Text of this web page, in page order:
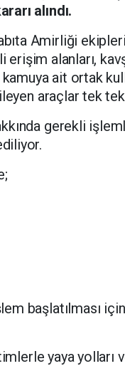
alındı.
Amirliği
erişim alanları,
ait ortak
araçlar tek
gerekli
başlatılması
yaya yolları